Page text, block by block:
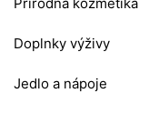
Doplnky výživy
Jedlo a nápoje